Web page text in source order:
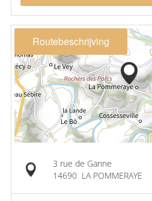
Routebeschrijving
3 rue de Ganne
14690 LA POMMERAYE